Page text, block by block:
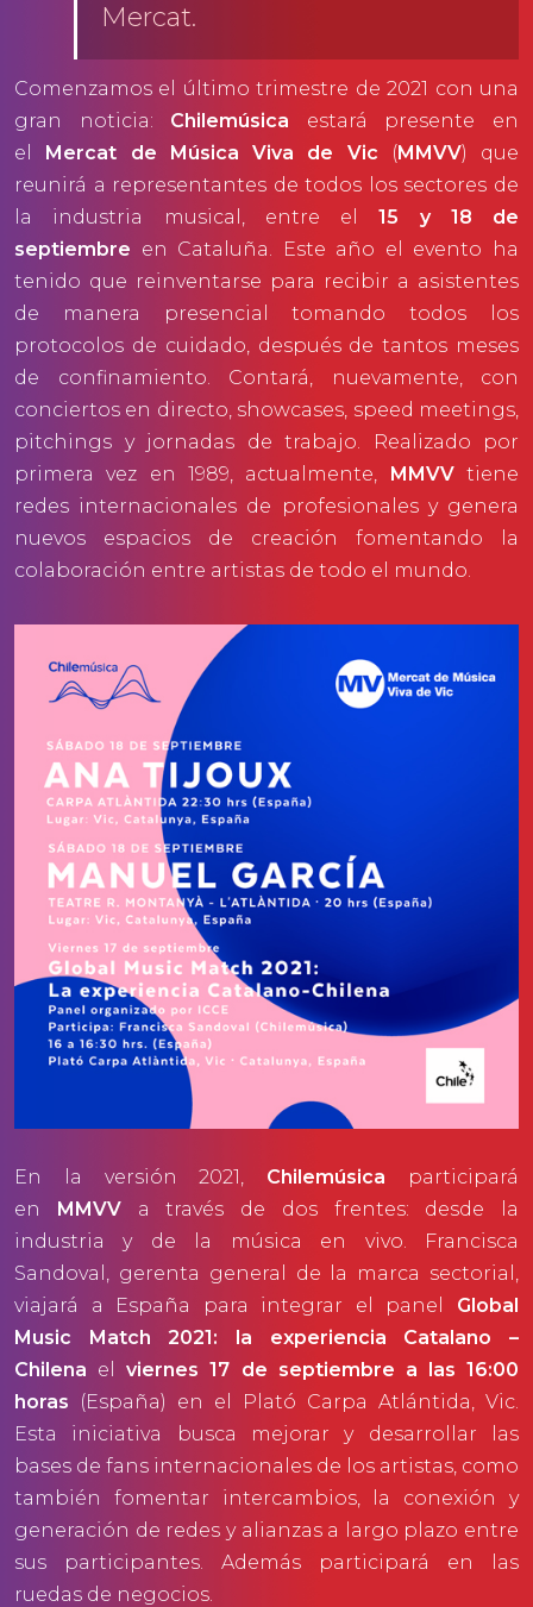
Mercat.
Comenzamos el último trimestre de 2021 con una
gran noticia: Chilemúsica estará presente en
el Mercat de Música Viva de Vic (MMVV) que
reunirá a representantes de todos los sectores de
la industria musical, entre el15 y 18 de
septiembre en Cataluña. Este año el evento ha
tenido que reinventarse para recibir a asistentes
de manera presencial tomando todos los
protocolos de cuidado, después de tantos meses
de confinamiento. Contará, nuevamente, con
conciertos en directo, showcases, speed meetings,
pitchings y jornadas de trabajo. Realizado por
primera vez en 1989, actualmente, MMVVtiene
redes internacionales de profesionales y genera
nuevos espacios de creación fomentando la
colaboración entre artistas de todo el mundo.
En la versión 2021, Chilemúsica participará
en MMVVa través de dos frentes: desde la
industria y de la música en vivo. Francisca
Sandoval, gerenta general de la marca sectorial,
viajará a España para integrar el panel Global
Music Match 2021: la experiencia Catalano –
Chilena elviernes 17 de septiembre a las 16:00
horas (España) en el Plató Carpa Atlántida, Vic.
Esta iniciativa busca mejorar y desarrollar las
bases de fans internacionales de los artistas, como
también fomentar intercambios, la conexión y
generación de redes y alianzas a largo plazo entre
sus participantes. Además participará en las
ruedas de negocios.